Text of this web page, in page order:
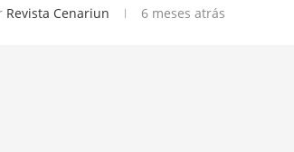
Revista Cenariun 6 meses atrás